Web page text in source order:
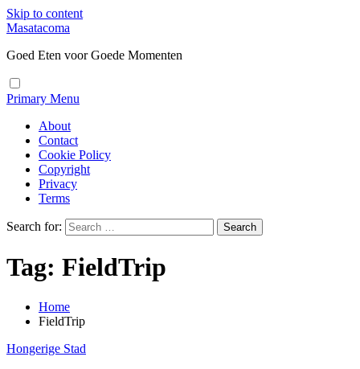
Skip to content
Masatacoma
Goed Eten voor Goede Momenten
Primary Menu
About
Contact
Cookie Policy
Copyright
Privacy
Terms
Search for:
Tag: FieldTrip
Home
FieldTrip
Hongerige Stad